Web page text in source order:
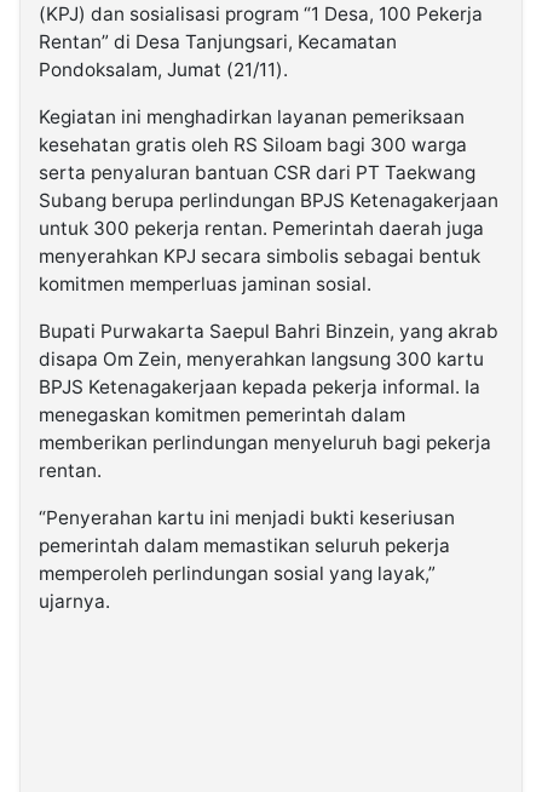
(KPJ) dan sosialisasi program “1 Desa, 100 Pekerja
Rentan” di Desa Tanjungsari, Kecamatan
Pondoksalam, Jumat (21/11).
Kegiatan ini menghadirkan layanan pemeriksaan
kesehatan gratis oleh RS Siloam bagi 300 warga
serta penyaluran bantuan CSR dari PT Taekwang
Subang berupa perlindungan BPJS Ketenagakerjaan
untuk 300 pekerja rentan. Pemerintah daerah juga
menyerahkan KPJ secara simbolis sebagai bentuk
komitmen memperluas jaminan sosial.
Bupati Purwakarta Saepul Bahri Binzein, yang akrab
disapa Om Zein, menyerahkan langsung 300 kartu
BPJS Ketenagakerjaan kepada pekerja informal. Ia
menegaskan komitmen pemerintah dalam
memberikan perlindungan menyeluruh bagi pekerja
rentan.
“Penyerahan kartu ini menjadi bukti keseriusan
pemerintah dalam memastikan seluruh pekerja
memperoleh perlindungan sosial yang layak,”
ujarnya.